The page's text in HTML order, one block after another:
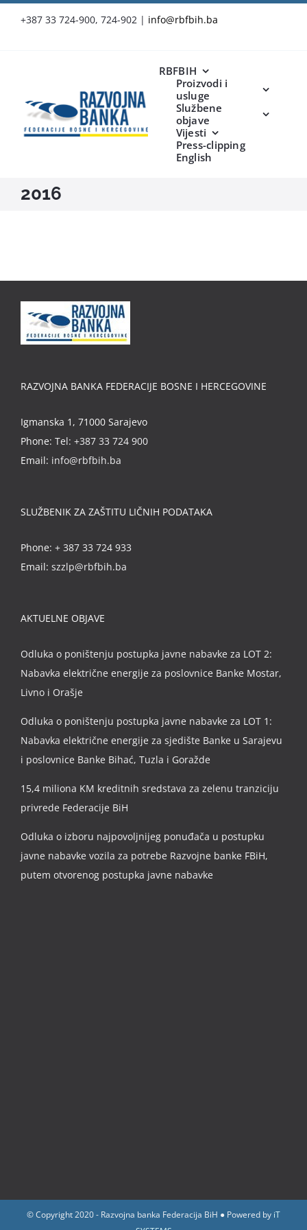
+387 33 724-900, 724-902 | info@rbfbih.ba
RBFBIH
Proizvodi i
usluge
Službene
objave
Vijesti
Press-clipping
English
2016
RAZVOJNA BANKA FEDERACIJE BOSNE I HERCEGOVINE
Igmanska 1, 71000 Sarajevo
Phone: Tel: +387 33 724 900
Email: info@rbfbih.ba
SLUŽBENIK ZA ZAŠTITU LIČNIH PODATAKA
Phone: + 387 33 724 933
Email: szzlp@rbfbih.ba
AKTUELNE OBJAVE
Odluka o poništenju postupka javne nabavke za LOT 2:
Nabavka električne energije za poslovnice Banke Mostar,
Livno i Orašje
Odluka o poništenju postupka javne nabavke za LOT 1:
Nabavka električne energije za sjedište Banke u Sarajevu
i poslovnice Banke Bihać, Tuzla i Goražde
15,4 miliona KM kreditnih sredstava za zelenu tranziciju
privrede Federacije BiH
Odluka o izboru najpovoljnijeg ponuđača u postupku
javne nabavke vozila za potrebe Razvojne banke FBiH,
putem otvorenog postupka javne nabavke
© Copyright 2020 - Razvojna banka Federacija BiH ● Powered by iT